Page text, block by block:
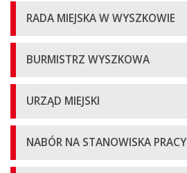
RADA MIEJSKA W WYSZKOWIE
BURMISTRZ WYSZKOWA
URZĄD MIEJSKI
NABÓR NA STANOWISKA PRACY